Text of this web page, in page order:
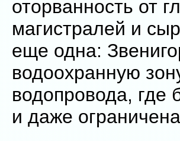
оторванность от
магистралей и
еще одна:
водоохранную
водопровода, где
и даже